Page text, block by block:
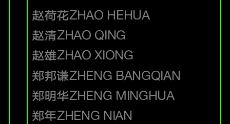
赵荷花ZHAO HEHUA
赵清ZHAO QING
赵雄ZHAO XIONG
郑邦谦ZHENG BANGQIAN
郑明华ZHENG MINGHUA
郑年ZHENG NIAN